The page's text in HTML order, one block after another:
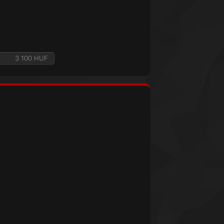
3 100 HUF